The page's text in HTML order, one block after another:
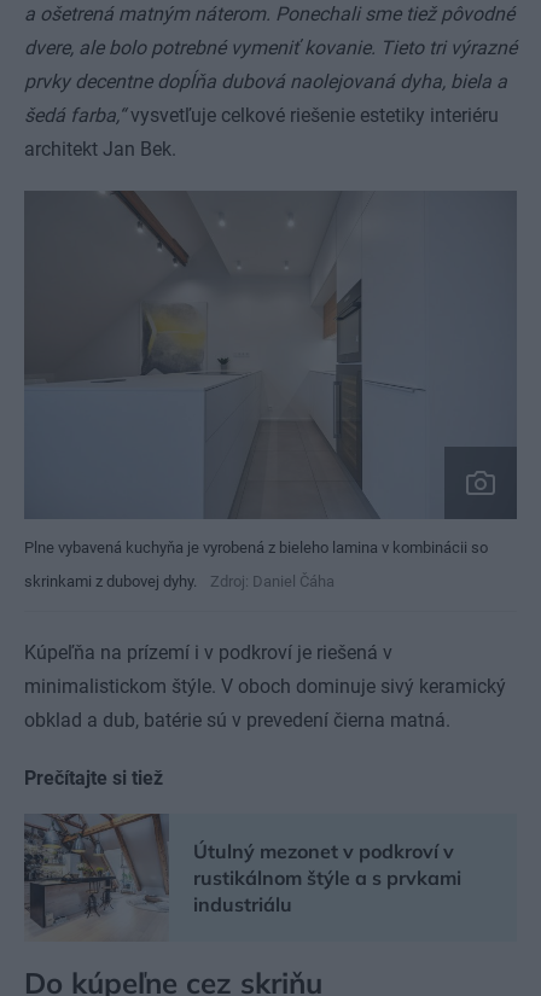
a ošetrená matným náterom. Ponechali sme tiež pôvodné
dvere, ale bolo potrebné vymeniť kovanie. Tieto tri výrazné
prvky decentne dopĺňa dubová naolejovaná dyha, biela a
šedá farba,“vysvetľuje celkové riešenie estetiky interiéru
architekt Jan Bek.
Plne vybavená kuchyňa je vyrobená z bieleho lamina v kombinácii so
skrinkami z dubovej dyhy.
Zdroj: Daniel Čáha
Kúpeľňa na prízemí i v podkroví je riešená v
minimalistickom štýle. V oboch dominuje sivý keramický
obklad a dub, batérie sú v prevedení čierna matná.
Prečítajte si tiež
Útulný mezonet v podkroví v
rustikálnom štýle a s prvkami
industriálu
Do kúpeľne cez skriňu